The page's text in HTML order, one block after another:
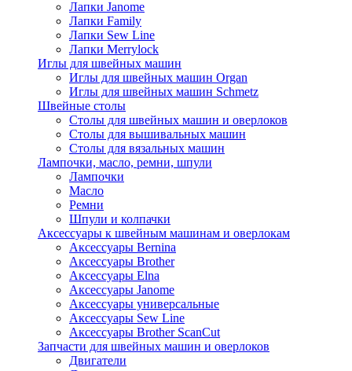
Лапки Janome
Лапки Family
Лапки Sew Line
Лапки Merrylock
Иглы для швейных машин
Иглы для швейных машин Organ
Иглы для швейных машин Schmetz
Швейные столы
Столы для швейных машин и оверлоков
Столы для вышивальных машин
Столы для вязальных машин
Лампочки, масло, ремни, шпули
Лампочки
Масло
Ремни
Шпули и колпачки
Аксессуары к швейным машинам и оверлокам
Аксессуары Bernina
Аксессуары Brother
Аксессуары Elna
Аксессуары Janome
Аксессуары универсальные
Аксессуары Sew Line
Аксессуары Brother ScanCut
Запчасти для швейных машин и оверлоков
Двигатели